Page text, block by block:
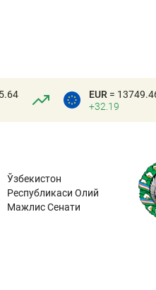
EUR =
+32.19
Ўзбекистон
Республикаси Олий
Мажлис Сенати